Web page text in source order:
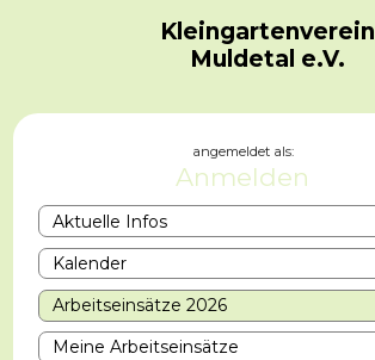
Kleingartenverein
Muldetal e.V.
angemeldet als:
Anmelden
Aktuelle Infos
Kalender
Arbeitseinsätze 2026
Meine Arbeitseinsätze